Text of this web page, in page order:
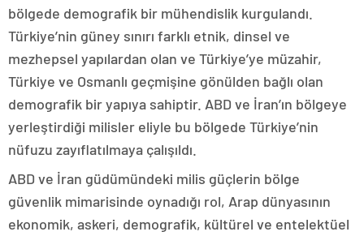
bölgede demografik bir mühendislik kurgulandı.
Türkiye’nin güney sınırı farklı etnik, dinsel ve
mezhepsel yapılardan olan ve Türkiye’ye müzahir,
Türkiye ve Osmanlı geçmişine gönülden bağlı olan
demografik bir yapıya sahiptir. ABD ve İran’ın bölgeye
yerleştirdiği milisler eliyle bu bölgede Türkiye’nin
nüfuzu zayıflatılmaya çalışıldı.
ABD ve İran güdümündeki milis güçlerin bölge
güvenlik mimarisinde oynadığı rol, Arap dünyasının
ekonomik, askeri, demografik, kültürel ve entelektüel